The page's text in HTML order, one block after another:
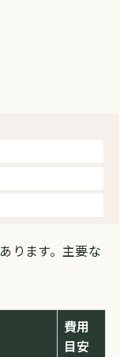
ります。主要な
費用
目安